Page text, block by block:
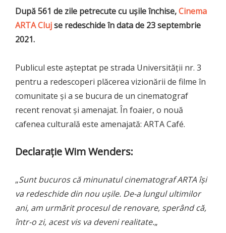
După 561 de zile petrecute cu ușile închise,Cinema
ARTA Clujse redeschide în data de 23 septembrie
2021.
Publicul este așteptat pe strada Universității nr. 3
pentru a redescoperi plăcerea vizionării de filme în
comunitate și a se bucura de un cinematograf
recent renovat și amenajat. În foaier, o nouă
cafenea culturală este amenajată: ARTA Café.
Declarație Wim Wenders:
„Sunt bucuros că minunatul cinematograf ARTA își
va redeschide din nou ușile. De-a lungul ultimilor
ani, am urmărit procesul de renovare, sperând că,
într-o zi, acest vis va deveni realitate.„